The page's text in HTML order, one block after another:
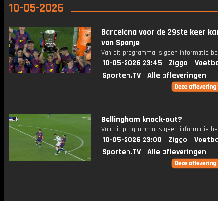
10-05-2026
Barcelona voor de 29ste keer
van Spanje
Van dit programma is geen informatie
10-05-2026 23:45 Ziggo
Sporten.TV
Alle afleveringen
Bellingham knock-out?
Van dit programma is geen informatie
10-05-2026 23:00 Ziggo
Sporten.TV
Alle afleveringen